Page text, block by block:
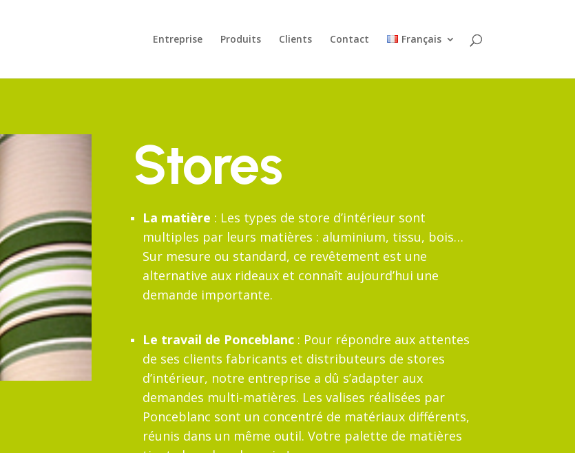
Entreprise Produits Clients Contact Français
Stores
La matière : Les types de store d’intérieur sont
multiples par leurs matières : aluminium, tissu, bois…
Sur mesure ou standard, ce revêtement est une
alternative aux rideaux et connaît aujourd’hui une
demande importante.
Le travail de Ponceblanc: Pour répondre aux attentes
de ses clients fabricants et distributeurs de stores
d’intérieur, notre entreprise a dû s’adapter aux
demandes multi-matières. Les valises réalisées par
Ponceblanc sont un concentré de matériaux différents,
réunis dans un même outil. Votre palette de matières